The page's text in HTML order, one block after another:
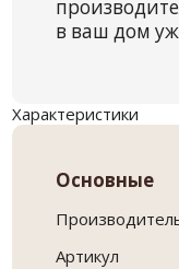
в ваш дом
Характеристики
Основные
Артикул